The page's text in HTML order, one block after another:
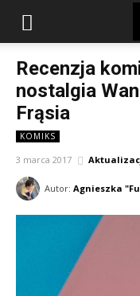
arytmia.eu
Recenzja
nostalgia
Frąsia
KOMIKS
3 marca 2017
Autor: Agnieszka